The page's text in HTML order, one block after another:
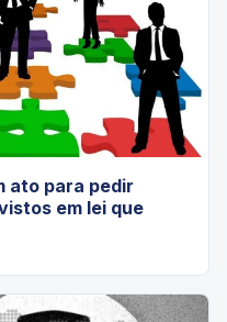
ato para pedir
em lei que